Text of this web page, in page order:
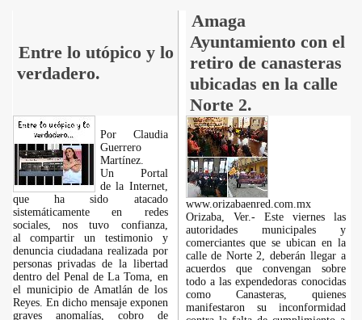
Entre lo utópico y lo
verdadero.
Amaga
Ayuntamiento con el
retiro de canasteras
ubicadas en la calle
Norte 2.
Por Claudia
Guerrero
Martínez.
​Un Portal
de la Internet,
que ha sido atacado
sistemáticamente en redes
sociales, nos tuvo confianza,
al compartir un testimonio y
denuncia ciudadana realizada por
personas privadas de la libertad
dentro del Penal de La Toma, en
el municipio de Amatlán de los
Reyes. En dicho mensaje exponen
graves anomalías, cobro de
www.orizabaenred.com.mx
Orizaba, Ver.- Este viernes las
autoridades municipales y
comerciantes que se ubican en la
calle de Norte 2, deberán llegar a
acuerdos que convengan sobre
todo a las expendedoras conocidas
como Canasteras, quienes
manifestaron su inconformidad